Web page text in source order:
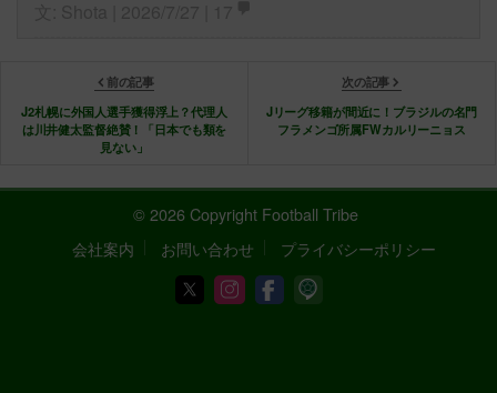
前の記事
J2札幌に外国人選手獲得浮上？代理人
は川井健太監督絶賛！「日本でも類を
見ない」
次の記事
Jリーグ移籍が間近に！ブラジルの名門
フラメンゴ所属FWカルリーニョス
© 2026 Copyright Football Tribe
会社案内
お問い合わせ プライバシーポリシー